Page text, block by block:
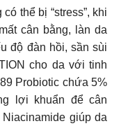
thể bị “stress”, khi
cân bằng, làn da
độ đàn hồi, sần sùi
cho da với tinh
Probiotic chứa 5%
lợi khuẩn để cân
giúp da